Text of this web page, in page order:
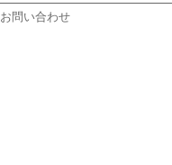
お問い合わせ